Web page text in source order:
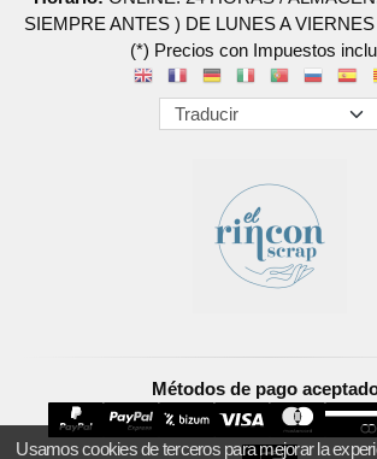
SIEMPRE ANTES ) DE LUNES A
(*) Precios con Impuestos
Métodos de pago
Usamos cookies de terceros para mejorar la